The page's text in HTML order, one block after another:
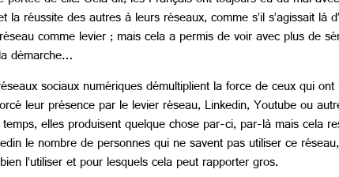
réussite des autres à leurs réseaux, comme s’il s’agissait là
comme levier ; mais cela a permis de voir avec plus de
démarche…
sociaux numériques démultiplient la force de ceux qui
leur présence par le levier réseau, Linkedin, Youtube ou
elles produisent quelque chose par-ci, par-là mais cela
le nombre de personnes qui ne savent pas utiliser ce
l’utiliser et pour lesquels cela peut rapporter gros.